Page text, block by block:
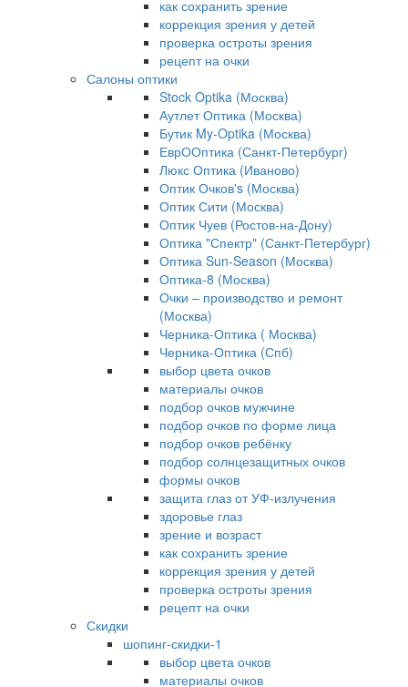
как сохранить зрение
коррекция зрения у детей
проверка остроты зрения
рецепт на очки
Салоны оптики
Stock Optika (Москва)
Аутлет Оптика (Москва)
Бутик My-Optika (Москва)
ЕврООптика (Санкт-Петербург)
Люкс Оптика (Иваново)
Оптик Очков's (Москва)
Оптик Сити (Москва)
Оптик Чуев (Ростов-на-Дону)
Оптика "Спектр" (Санкт-Петербург)
Оптика Sun-Season (Москва)
Оптика-8 (Москва)
Очки – производство и ремонт
(Москва)
Черника-Оптика ( Москва)
Черника-Оптика (Спб)
выбор цвета очков
материалы очков
подбор очков мужчине
подбор очков по форме лица
подбор очков ребёнку
подбор солнцезащитных очков
формы очков
защита глаз от УФ-излучения
здоровье глаз
зрение и возраст
как сохранить зрение
коррекция зрения у детей
проверка остроты зрения
рецепт на очки
Скидки
шопинг-скидки-1
выбор цвета очков
материалы очков